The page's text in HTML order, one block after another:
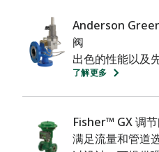
Anderson
阀
出色的性能以及
了解更多
Fisher™ GX 调
满足流量和管道